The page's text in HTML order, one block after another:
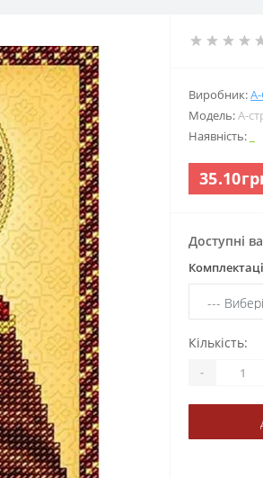
Виробник:
Модель:А-
Наявність:
Доступні
Кількість:
-